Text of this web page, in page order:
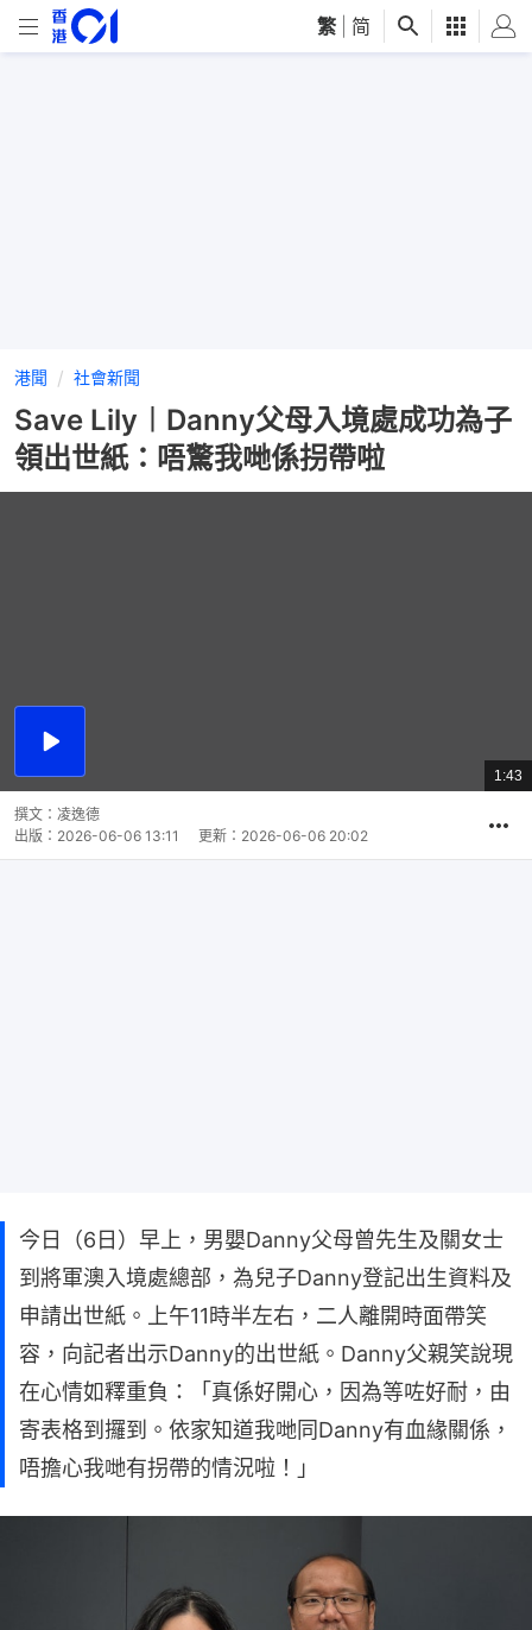
繁 简
港聞 社會新聞
Save Lily︱Danny父母入境處成功為子
領出世紙：唔驚我哋係拐帶啦
播
總
共
1:43
撰文： 凌逸德
出版： 2026-06-06 13:11 更新： 2026-06-06 20:02
今日（6日）早上，男嬰Danny父母曾先生及關女士
到將軍澳入境處總部，為兒子Danny登記出生資料及
申請出世紙。上午11時半左右，二人離開時面帶笑
容，向記者出示Danny的出世紙。Danny父親笑說現
在心情如釋重負：「真係好開心，因為等咗好耐，由
寄表格到攞到。依家知道我哋同Danny有血緣關係，
唔擔心我哋有拐帶的情況啦！」